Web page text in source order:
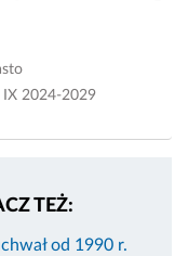
IX 2024-2029
TEŻ:
od 1990 r.